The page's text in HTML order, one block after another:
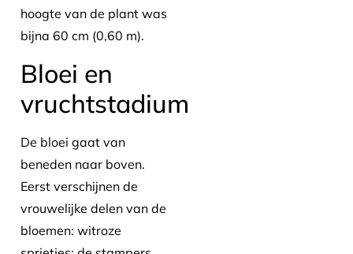
hoogte van de plant was
bijna 60 cm (0,60 m).
Bloei en
vruchtstadium
De bloei gaat van
beneden naar boven.
Eerst verschijnen de
vrouwelijke delen van de
bloemen: witroze